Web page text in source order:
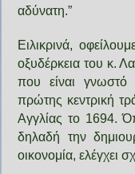
αδύνατη.”
Ειλικρινά,
οξυδέρκεια του κ.
που είναι
πρώτης κεντρική
Αγγλίας το 1694.
δηλαδή την
οικονομία, ελέγχει